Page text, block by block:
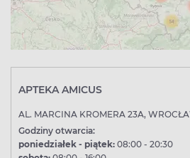
APTEKA AMICUS
AL. MARCINA KROMERA 23A,
Godziny otwarcia:
poniedziałek - piątek: 08:00 - 20:30